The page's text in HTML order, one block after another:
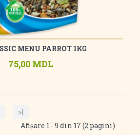
MENU PARROT 1KG
75,00 MDL
>|
Afişare 1 - 9 din 17 (2 pagini)